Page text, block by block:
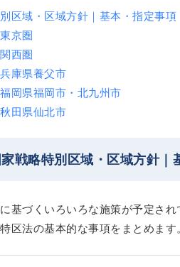
区域・区域方針｜基本・指定事項
京圏
西圏
庫県養父市
岡県福岡市・北九州市
田県仙北市
戦略特別区域・区域方針｜
基づくいろいろな施策が予定され
区法の基本的な事項をまとめます。